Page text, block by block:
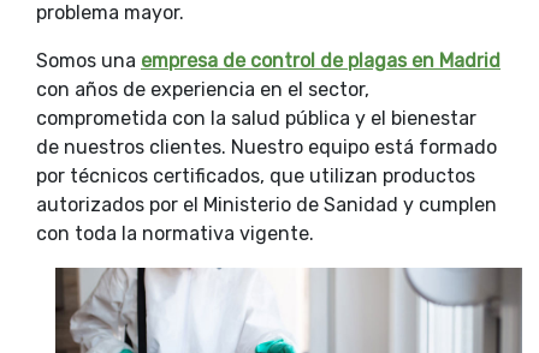
problema mayor.
Somos una empresa de control de plagas en Madrid
con años de experiencia en el sector,
comprometida con la salud pública y el bienestar
de nuestros clientes. Nuestro equipo está formado
por técnicos certificados, que utilizan productos
autorizados por el Ministerio de Sanidad y cumplen
con toda la normativa vigente.